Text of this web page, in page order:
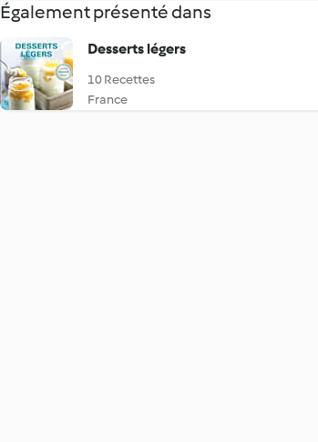
Également présenté dans
Desserts légers
10 Recettes
France